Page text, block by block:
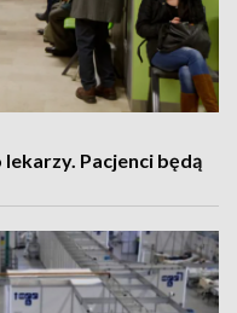
Pacjenci będą